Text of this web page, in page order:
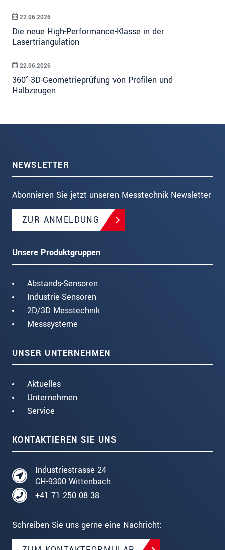
Die neue High-Performance-Klasse in der
Lasertriangulation
22.06.2026
360°-3D-Geometrieprüfung von Profilen und
Halbzeugen
22.06.2026
NEWSLETTER
Abonnieren Sie jetzt unseren Messtechnik Newsletter
ZUR ANMELDUNG
Unsere Produktgruppen
Abstands-Sensoren
Industrie-Sensoren
2D/3D Messtechnik
Messsysteme
UNSER UNTERNEHMEN
Aktuelles
Unternehmen
Service
KONTAKTIEREN SIE UNS
Industriestrasse 24
CH-9300 Wittenbach
+41 71 250 08 38
Schreiben Sie uns gerne eine Nachricht: